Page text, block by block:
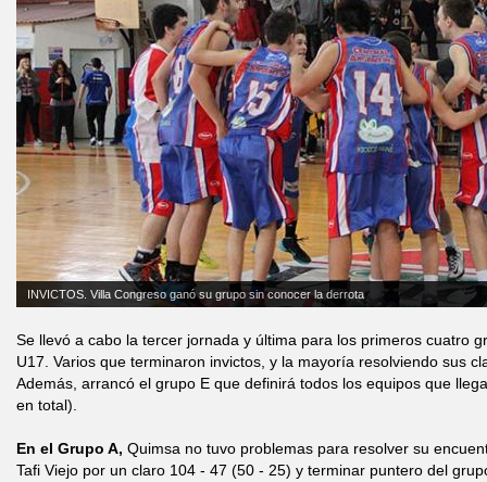
INVICTOS. Villa Congreso ganó su grupo sin conocer la derrota
Se llevó a cabo la tercer jornada y última para los primeros cuatro
U17. Varios que terminaron invictos, y la mayoría resolviendo sus
Además, arrancó el grupo E que definirá todos los equipos que
en total).
En el Grupo A, Quimsa no tuvo problemas para resolver su
Tafi Viejo por un claro 104 - 47 (50 - 25) y terminar puntero del